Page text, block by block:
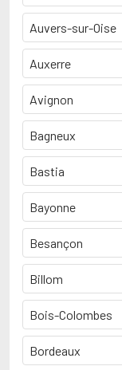
Auvers-sur-Oise
Auxerre
Avignon
Bagneux
Bastia
Bayonne
Besançon
Billom
Bois-Colombes
Bordeaux